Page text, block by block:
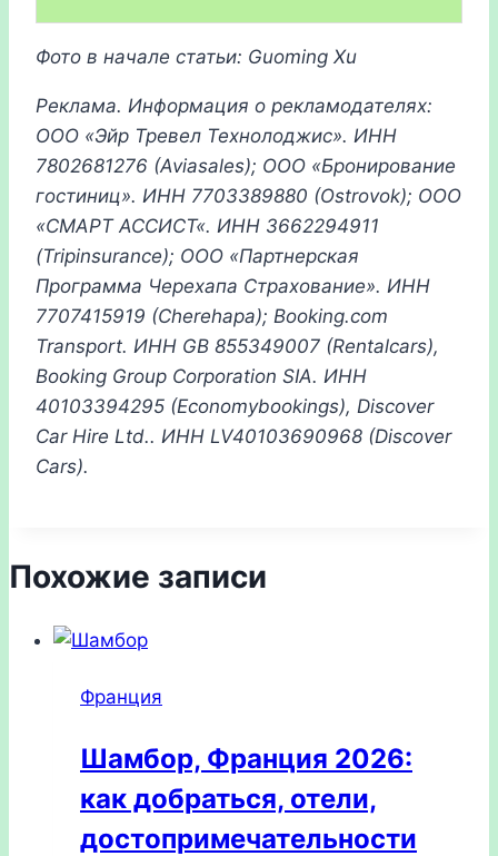
Фото в начале статьи: Guoming Xu
Реклама. Информация о рекламодателях:
ООО «Эйр Тревел Технолоджис». ИНН
7802681276 (Aviasales); ООО «Бронирование
гостиниц». ИНН 7703389880 (Ostrovok); ООО
«СМАРТ АССИСТ«. ИНН 3662294911
(Tripinsurance); ООО «Партнерская
Программа Черехапа Страхование». ИНН
7707415919 (Cherehapa); Booking.com
Transport. ИНН GB 855349007 (Rentalcars),
Booking Group Corporation SIA. ИНН
40103394295 (Economybookings), Discover
Car Hire Ltd.. ИНН LV40103690968 (Discover
Cars).
Похожие записи
Франция
Шамбор, Франция 2026:
как добраться, отели,
достопримечательности